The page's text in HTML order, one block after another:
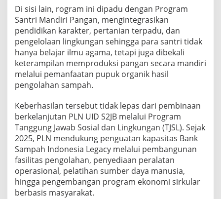
Di sisi lain, rogram ini dipadu dengan Program
Santri Mandiri Pangan, mengintegrasikan
pendidikan karakter, pertanian terpadu, dan
pengelolaan lingkungan sehingga para santri tidak
hanya belajar ilmu agama, tetapi juga dibekali
keterampilan memproduksi pangan secara mandiri
melalui pemanfaatan pupuk organik hasil
pengolahan sampah.
Keberhasilan tersebut tidak lepas dari pembinaan
berkelanjutan PLN UID S2JB melalui Program
Tanggung Jawab Sosial dan Lingkungan (TJSL). Sejak
2025, PLN mendukung penguatan kapasitas Bank
Sampah Indonesia Legacy melalui pembangunan
fasilitas pengolahan, penyediaan peralatan
operasional, pelatihan sumber daya manusia,
hingga pengembangan program ekonomi sirkular
berbasis masyarakat.